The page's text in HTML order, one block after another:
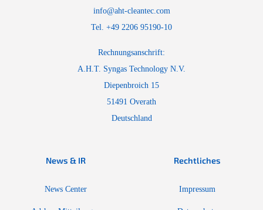
info@aht-cleantec.com
Tel. +49 2206 95190-10
Rechnungsanschrift:
A.H.T. Syngas Technology N.V.
Diepenbroich 15
51491 Overath
Deutschland
News & IR
News Center
Rechtliches
Impressum